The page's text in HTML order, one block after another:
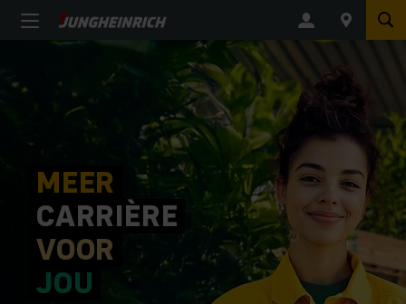
MEER
CARRIÈRE
VOOR
JOU